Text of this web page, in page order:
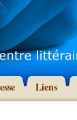
Liens